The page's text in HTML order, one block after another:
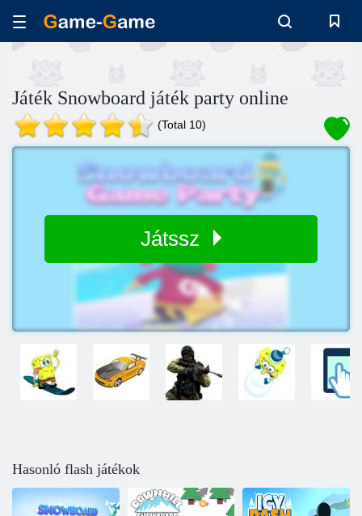
Játék Snowboard játék party online
(Total 10)
Játssz
Hasonló flash játékok